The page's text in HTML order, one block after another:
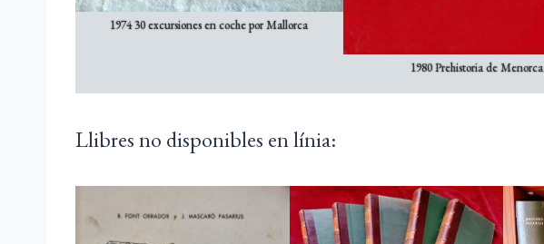
1974 30 excursiones en coche por Mallorca
1980 Prehistoria de Menorca
Llibres no disponibles en línia: